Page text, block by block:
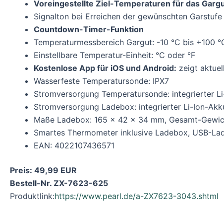
Voreingestellte Ziel-Temperaturen für das
Signalton bei Erreichen der gewünschten Garstufe
Countdown-Timer-Funktion
Temperaturmessbereich Gargut: -10 °C bis +100
Einstellbare Temperatur-Einheit: °C oder °F
Kostenlose App für iOS und Android: zeigt
Wasserfeste Temperatursonde: IPX7
Stromversorgung Temperatursonde: integrierter
Stromversorgung Ladebox: integrierter Li-Ion-
Maße Ladebox: 165 x 42 x 34 mm, Gesamt-
Smartes Thermometer inklusive Ladebox, USB-
EAN: 4022107436571
Preis: 49,99 EUR
Bestell-Nr. ZX-7623-625
Produktlink:https://www.pearl.de/a-ZX7623-3043.shtml